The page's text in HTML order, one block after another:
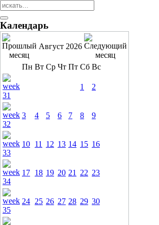
Календарь
Август 2026
Пн Вт Ср Чт Пт Сб Вс
1 2
3 4 5 6 7 8 9
10 11 12 13 14 15 16
17 18 19 20 21 22 23
24 25 26 27 28 29 30